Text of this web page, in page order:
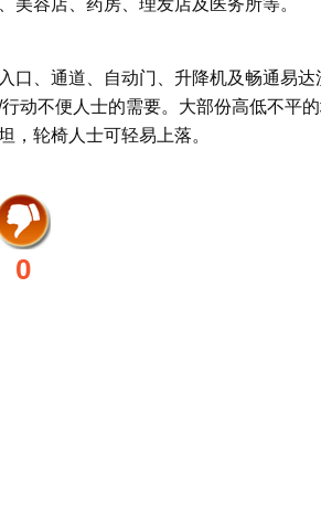
美容店、药房、理发店及医务所等。
口、通道、自动门、升降机及畅通易达
动不便人士的需要。大部份高低不平
，轮椅人士可轻易上落。
0